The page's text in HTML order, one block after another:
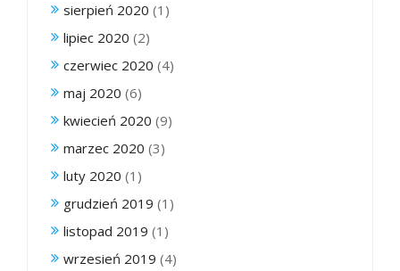
sierpień 2020 (1)
lipiec 2020 (2)
czerwiec 2020 (4)
maj 2020 (6)
kwiecień 2020 (9)
marzec 2020 (3)
luty 2020 (1)
grudzień 2019 (1)
listopad 2019 (1)
wrzesień 2019 (4)